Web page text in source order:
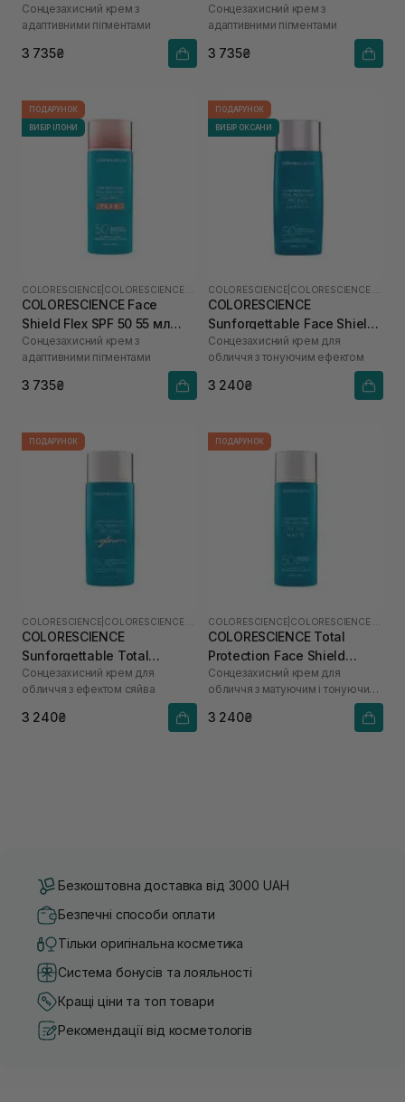
(Light)
Сонцезахисний крем з
адаптивними пігментами
3 735₴
(Medium)
Сонцезахисний крем з
адаптивними пігментами
3 735₴
ПОДАРУНОК
ВИБІР ІЛОНИ
COLORESCIENCE
COLORESCIENCE Face
Shield Flex SPF 50 55 мл
(Fair)
Сонцезахисний крем з
адаптивними пігментами
3 735₴
ПОДАРУНОК
ВИБІР ОКСАНИ
COLORESCIENCE
COLORESCIENCE
Sunforgettable Face Shield
Classic SPF 50 55 мл
Сонцезахисний крем для
обличчя з тонуючим ефектом
3 240₴
ПОДАРУНОК
COLORESCIENCE
COLORESCIENCE
Sunforgettable Total
Protection Face Shield Glow
SPF 50 55 мл
Сонцезахисний крем для
обличчя з ефектом сяйва
3 240₴
ПОДАРУНОК
COLORESCIENCE
COLORESCIENCE Total
Protection Face Shield
Matte SPF 50 55 мл
Сонцезахисний крем для
обличчя з матуючим і тонуючим
3 240₴
Безкоштовна доставка від 3000 UAH
Безпечні способи оплати
Тільки оригінальна косметика
Система бонусів та лояльності
Кращі ціни та топ товари
Рекомендації від косметологів